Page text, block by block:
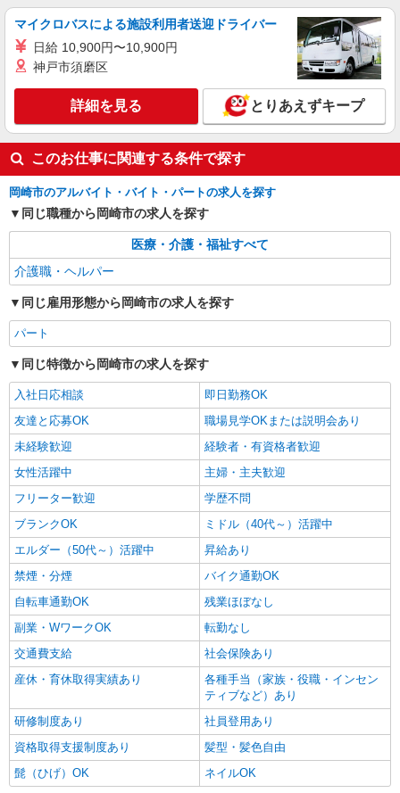
夕方までのデイサービス☆車の運転できる方優
遇【岡崎駅】
時給1500円〜2125円 ＜日払い有/週払い有/交
キープ 詳細を見る
アルバイト パート 派遣社員 紹介予定派遣
日研トータルソーシング株式会社 メディカルケア事業部/知立オフィ
ス
未経験・無資格OKの介護スタッフ
時給1,350円〜1,600円 ★週払いOK（規定あ
り） ※給与幅は経験・能力による
駅 ★勤務地は3000ヶ所以上★ 自宅から通いやす
いエリアなど、お好きな勤務地をお選び下さ
（株）ウィルオブ・ワークCW 名古屋支店/ms230101
グループホームstaff
時給1400円 ◆前払い・日払い・週払いOK
愛知県岡崎市東岡崎駅・岡崎公園周辺
キープ
マイクロバスによる施設利用者送迎ドライバー
日給 10,900円〜10,900円
神戸市須磨区
詳細を見る とりあえずキープ
このお仕事に関連する条件で探す
岡崎市のアルバイト・バイト・パートの求人を探す
同じ職種から岡崎市の求人を探す
医療・介護・福祉すべて
介護職・ヘルパー
同じ雇用形態から岡崎市の求人を探す
パート
同じ特徴から岡崎市の求人を探す
入社日応相談
即日勤務OK
友達と応募OK
職場見学OKまたは説明会あり
未経験歓迎
経験者・有資格者歓迎
女性活躍中
主婦・主夫歓迎
フリーター歓迎
学歴不問
ブランクOK
ミドル（40代～）活躍中
エルダー（50代～）活躍中
昇給あり
禁煙・分煙
バイク通勤OK
自転車通勤OK
残業ほぼなし
副業・WワークOK
転勤なし
交通費支給
社会保険あり
産休・育休取得実績あり
各種手当（家族・役職・インセン
ティブなど）あり
研修制度あり
社員登用あり
資格取得支援制度あり
髪型・髪色自由
髭（ひげ）OK
ネイルOK